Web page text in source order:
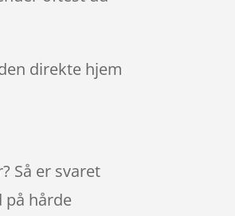
direkte hjem
Så er svaret
på hårde